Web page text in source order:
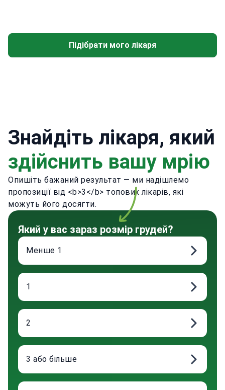
Підібрати мого лікаря
Знайдіть лікаря, який
здійснить вашу мрію
Опишіть бажаний результат — ми надішлемо
пропозиції від <b>3</b> топових лікарів, які
можуть його досягти.
Який у вас зараз розмір грудей?
Менше 1
1
2
3 або більше